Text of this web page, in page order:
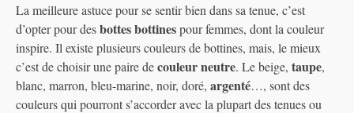
La meilleure astuce pour se sentir bien dans sa tenue, c’est
d’opter pour desbottes bottinespour femmes, dont la couleur
inspire. Il existe plusieurs couleurs de bottines, mais, le mieux
c’est de choisir une paire decouleur neutre. Le beige, taupe,
blanc, marron, bleu-marine, noir, doré, argenté…, sont des
couleurs qui pourront s’accorder avec la plupart des tenues ou